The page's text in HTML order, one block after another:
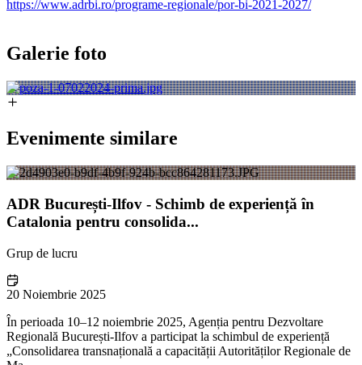
https://www.adrbi.ro/programe-regionale/por-bi-2021-2027/
Galerie foto
Evenimente similare
ADR București-Ilfov - Schimb de experiență în
Catalonia pentru consolida...
Grup de lucru
20 Noiembrie 2025
În perioada 10–12 noiembrie 2025, Agenția pentru Dezvoltare
Regională București-Ilfov a participat la schimbul de experiență
„Consolidarea transnațională a capacității Autorităților Regionale de